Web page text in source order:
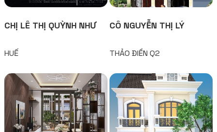
CHỊ LÊ THỊ QUỲNH NHƯ
HUẾ
CÔ NGUYỄN THỊ LÝ
THẢO ĐIỀN Q2